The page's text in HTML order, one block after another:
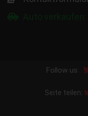
Follow us:
Seite teilen: